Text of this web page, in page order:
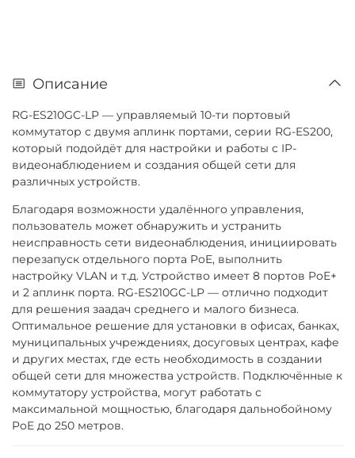
Описание
RG-ES210GC-LP — управляемый 10-ти портовый
коммутатор с двумя аплинк портами, серии RG-ES200,
который подойдёт для настройки и работы с IP-
видеонаблюдением и создания общей сети для
различных устройств.
Благодаря возможности удалённого управления,
пользователь может обнаружить и устранить
неисправность сети видеонаблюдения, инициировать
перезапуск отдельного порта PoE, выполнить
настройку VLAN и т.д. Устройство имеет 8 портов PoE+
и 2 аплинк порта. RG-ES210GC-LP — отлично подходит
для решения заадач среднего и малого бизнеса.
Оптимальное решение для установки в офисах, банках,
муниципальных учреждениях, досуговых центрах, кафе
и других местах, где есть необходимость в создании
общей сети для множества устройств. Подключённые к
коммутатору устройства, могут работать с
максимальной мощностью, благодаря дальнобойному
PoE до 250 метров.